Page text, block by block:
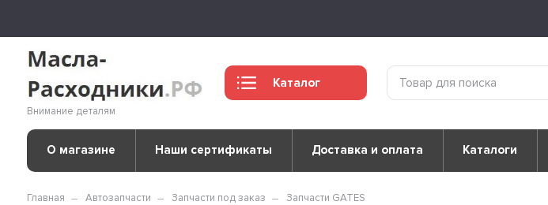
Внимание деталям
Каталог
О магазине Наши сертификаты Доставка и оплата Каталоги
Главная Автозапчасти Запчасти под заказ Запчасти GATES